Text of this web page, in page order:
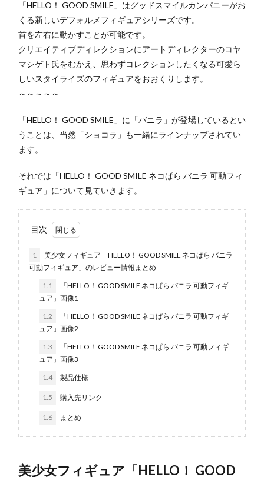
「HELLO！ GOOD SMILE」はグッドスマイルカンパニーがお
くる新しいデフォルメフィギュアシリーズです。
首を左右に動かすことが可能です。
クリエイティブディレクションにアートディレクターのコヤ
マシゲト氏をむかえ、思わずコレクションしたくなる可愛ら
しいスタイライズのフィギュアをおおくりします。
～～～～～
「HELLO！ GOOD SMILE」に「バニラ」が登場しているとい
うことは、当然「ショコラ」も一緒にラインナップされてい
ます。
それでは「HELLO！ GOOD SMILE ネコぱら バニラ 可動フィ
ギュア」について見ていきます。
目次
1
美少女フィギュア「HELLO！ GOOD SMILE ネコぱら バニラ
可動フィギュア」のレビュー情報まとめ
1.1
「HELLO！ GOOD SMILE ネコぱら バニラ 可動フィギ
ュア」画像1
1.2
「HELLO！ GOOD SMILE ネコぱら バニラ 可動フィギ
ュア」画像2
1.3
「HELLO！ GOOD SMILE ネコぱら バニラ 可動フィギ
ュア」画像3
1.4 製品仕様
1.5 購入先リンク
1.6 まとめ
美少女フィギュア「HELLO！ GOOD